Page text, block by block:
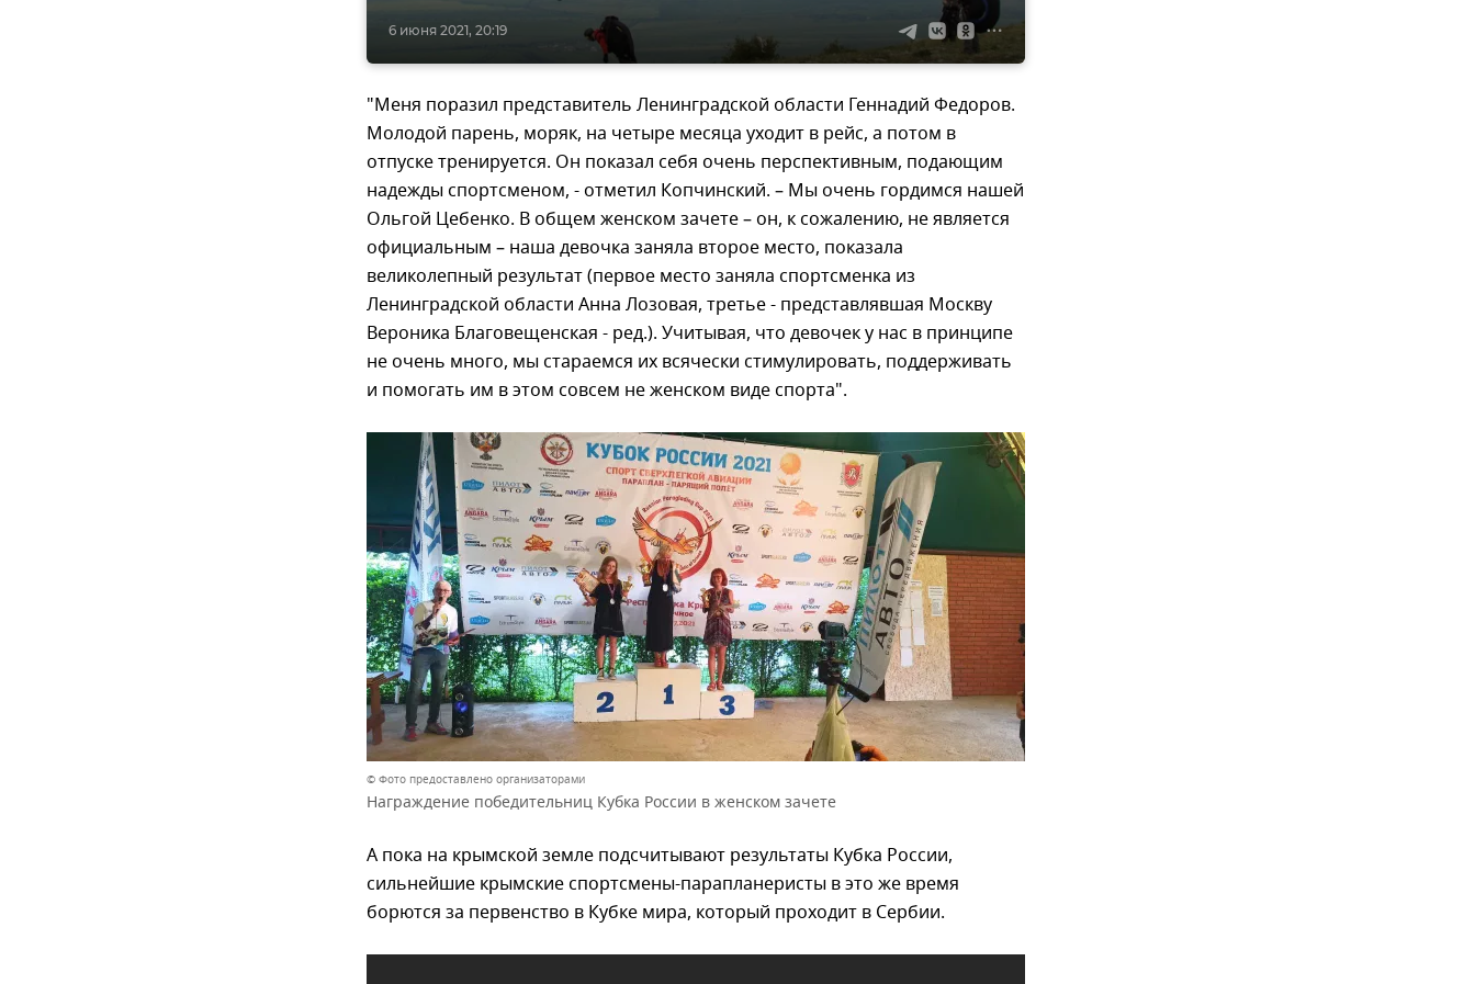
6 июня 2021, 20:19
"Меня поразил представитель Ленинградской области Геннадий Федоров.
Молодой парень, моряк, на четыре месяца уходит в рейс, а потом в
отпуске тренируется. Он показал себя очень перспективным, подающим
надежды спортсменом, - отметил Копчинский. – Мы очень гордимся нашей
Ольгой Цебенко. В общем женском зачете – он, к сожалению, не является
официальным – наша девочка заняла второе место, показала
великолепный результат (первое место заняла спортсменка из
Ленинградской области Анна Лозовая, третье - представлявшая Москву
Вероника Благовещенская - ред.). Учитывая, что девочек у нас в принципе
не очень много, мы стараемся их всячески стимулировать, поддерживать
и помогать им в этом совсем не женском виде спорта".
© Фото предоставлено организаторами
Награждение победительниц Кубка России в женском зачете
А пока на крымской земле подсчитывают результаты Кубка России,
сильнейшие крымские спортсмены-парапланеристы в это же время
борются за первенство в Кубке мира, который проходит в Сербии.